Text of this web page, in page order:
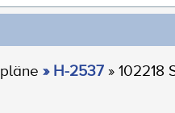
» H-2537 » 102218